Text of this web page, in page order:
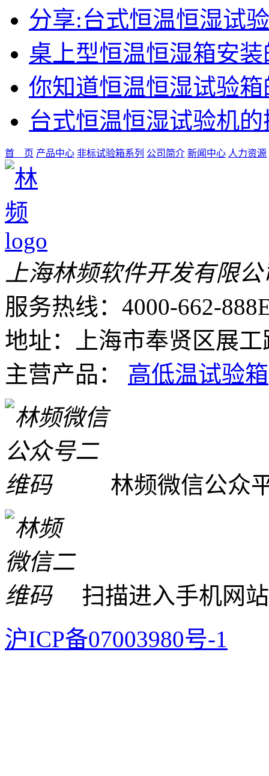
分享:台式恒温恒湿试
桌上型恒温恒湿箱安
你知道恒温恒湿试验
台式恒温恒湿试验机
首 页 产品中心 非标试验箱系列 公司简介 新闻中心 人力资源
上海林频软件开发有限公
服务热线：4000-662-888
地址：上海市奉贤区展工
主营产品： 高低温试验箱
林频微信公众
扫描进入手机网
沪ICP备07003980号-1